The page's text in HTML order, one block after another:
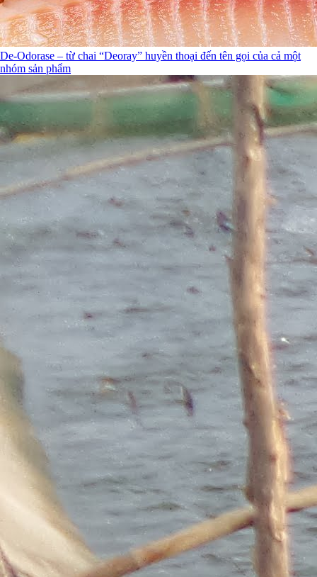
De-Odorase – từ chai “Deoray” huyền thoại đến tên gọi của cả một
nhóm sản phẩm